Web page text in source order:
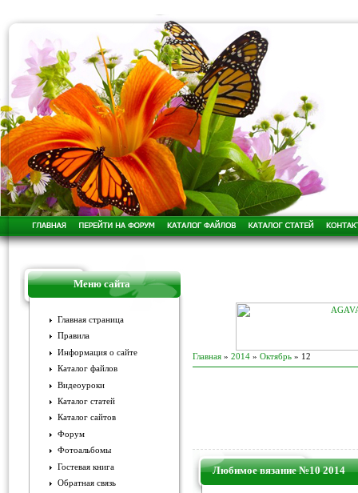
Меню сайта
Главная страница
Правила
Информация о сайте
Каталог файлов
Видеоуроки
Каталог статей
Каталог сайтов
Форум
Фотоальбомы
Гостевая книга
Обратная связь
Главная » 2014 » Октябрь » 12
Любимое вязание №10 2014